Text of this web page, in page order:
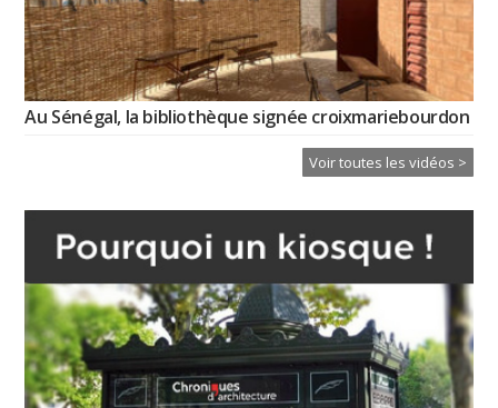
Au Sénégal, la bibliothèque signée croixmariebourdon
Voir toutes les vidéos >